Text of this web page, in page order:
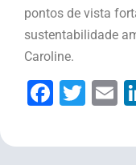
pontos de vista
sustentabilidade
Caroline.